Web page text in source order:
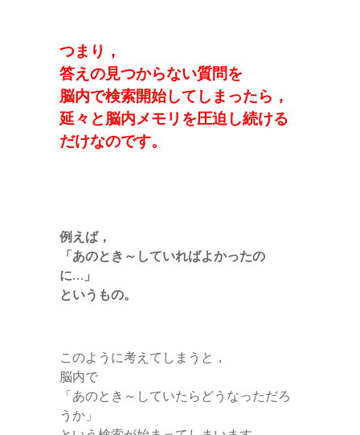
つまり，
答えの見つからない質問を
脳内で検索開始してしまったら，
延々と脳内メモリを圧迫し続ける
だけなのです。
例えば，
「あのとき～していればよかったの
に…」
というもの。
このように考えてしまうと，
脳内で
「あのとき～していたらどうなっただろ
うか」